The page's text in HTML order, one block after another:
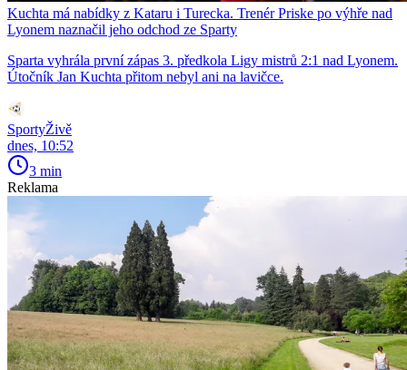
Kuchta má nabídky z Kataru i Turecka. Trenér Priske po výhře nad
Lyonem naznačil jeho odchod ze Sparty
Sparta vyhrála první zápas 3. předkola Ligy mistrů 2:1 nad Lyonem.
Útočník Jan Kuchta přitom nebyl ani na lavičce.
SportyŽivě
dnes, 10:52
3 min
Reklama